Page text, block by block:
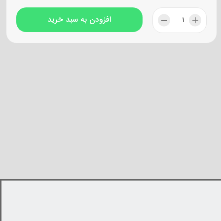
افزودن به سبد خرید